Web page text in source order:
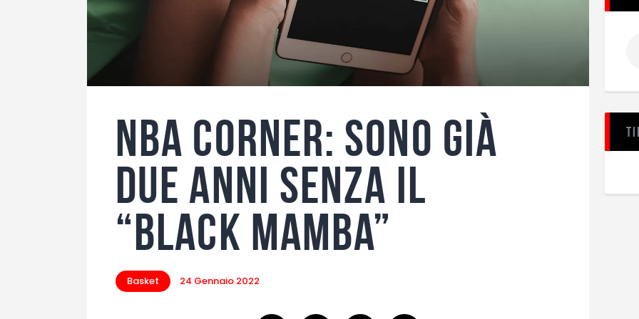
NBA corner: sono già
due anni senza il
“Black Mamba”
Basket 24 Gennaio 2022